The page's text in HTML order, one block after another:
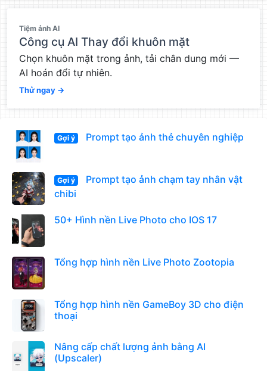
Tiệm ảnh AI
Công cụ AI Thay đổi khuôn mặt
Chọn khuôn mặt trong ảnh, tải chân dung mới —
AI hoán đổi tự nhiên.
Thử ngay →
Gợi ý Prompt tạo ảnh thẻ chuyên nghiệp
Gợi ý
Prompt tạo ảnh chạm tay nhân vật
chibi
50+ Hình nền Live Photo cho IOS 17
Tổng hợp hình nền Live Photo Zootopia
Tổng hợp hình nền GameBoy 3D cho điện
thoại
Nâng cấp chất lượng ảnh bằng AI
(Upscaler)